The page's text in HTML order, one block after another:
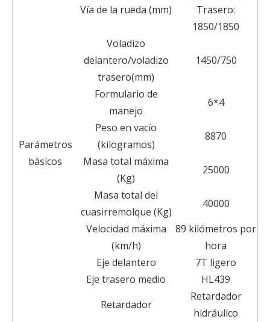
Parámetros
básicos
Vía de la rueda (mm)
Trasero:
1850/1850
Voladizo
delantero/voladizo
trasero(mm)
1450/750
Formulario de
manejo
6*4
Peso en vacío
(kilogramos)
8870
Masa total máxima
(Kg)
25000
Masa total del
cuasirremolque (Kg)
40000
Velocidad máxima
(km/h)
89 kilómetros por
hora
Eje delantero
7T ligero
Eje trasero medio
HL439
Retardador
Retardador
hidráulico